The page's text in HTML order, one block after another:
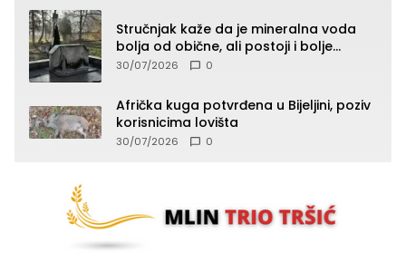
Stručnjak kaže da je mineralna voda
bolja od obične, ali postoji i bolje
rješenje
30/07/2026 0
Afrička kuga potvrđena u Bijeljini, poziv
korisnicima lovišta
30/07/2026 0